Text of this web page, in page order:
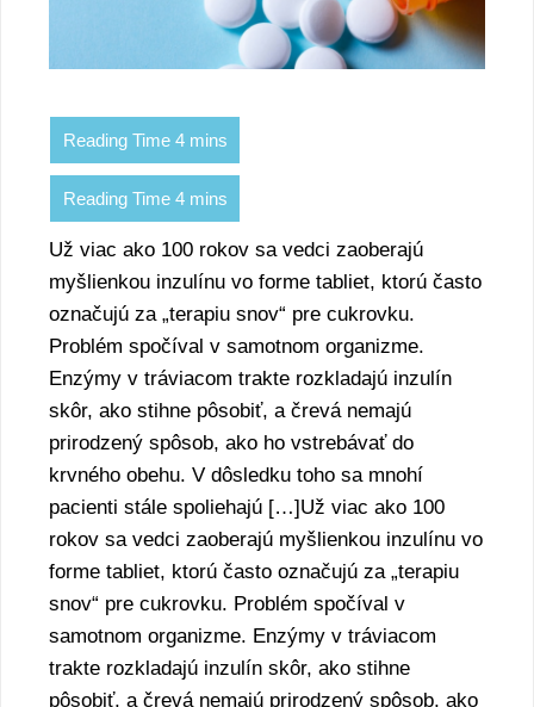
Už viac ako 100 rokov sa vedci zaoberajú
myšlienkou inzulínu vo forme tabliet, ktorú často
označujú za „terapiu snov“ pre cukrovku.
Problém spočíval v samotnom organizme.
Enzýmy v tráviacom trakte rozkladajú inzulín
skôr, ako stihne pôsobiť, a črevá nemajú
prirodzený spôsob, ako ho vstrebávať do
krvného obehu. V dôsledku toho sa mnohí
pacienti stále spoliehajú […]Už viac ako 100
rokov sa vedci zaoberajú myšlienkou inzulínu vo
forme tabliet, ktorú často označujú za „terapiu
snov“ pre cukrovku. Problém spočíval v
samotnom organizme. Enzýmy v tráviacom
trakte rozkladajú inzulín skôr, ako stihne
pôsobiť, a črevá nemajú prirodzený spôsob, ako